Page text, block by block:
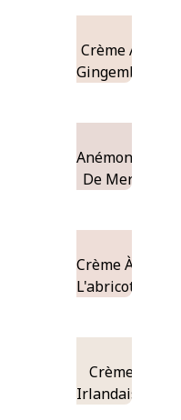
Crème Au
Gingembre
Anémone
De Mer
Crème À
L'abricot
Crème
Irlandaise